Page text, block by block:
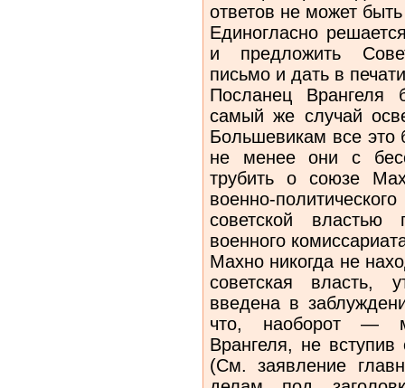
ответов не может
Единогласно
и предло­жить
письмо и дать в
Посланец Врангеля
самый же случай
Большевикам все это
не менее они с
трубить о союзе
военно-
советской
военного
Махно никогда не
советская власть,
введена в
что, наоборот —
Врангеля, не
(См. заявление